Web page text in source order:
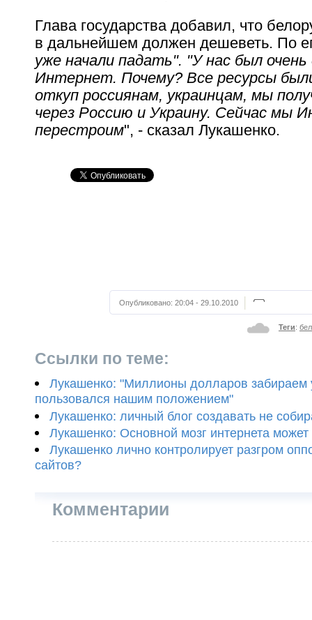
Глава государства добавил, что
в дальнейшем должен дешеветь. По
уже начали падать". "У нас был очень
Интернет. Почему? Все ресурсы
откуп россиянам, украинцам, мы
через Россию и Украину. Сейчас мы
перестроим", - сказал Лукашенко.
Опубликовано: 20:04 - 29.10.2010
Теги:
Ссылки по теме:
Лукашенко: "Миллионы долларов забираем
пользовался нашим положением"
Лукашенко: личный блог создавать не
Лукашенко: Основной мозг интернета может
Лукашенко лично контролирует разгром
сайтов?
Комментарии